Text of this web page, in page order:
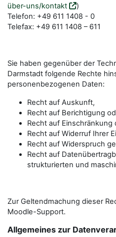
über-uns/kontakt
)
Telefon: +49 611 1408 - 0
Telefax: +49 611 1408 – 611
Sie haben gegenüber der
Darmstadt folgende Rechte
personen­bezogenen Daten:
Recht auf Auskunft,
Recht auf Berichtigung
Recht auf Einschränkung
Recht auf Widerruf Ihrer
Recht auf Widerspruch
Recht auf
strukturierten und
Zur Geltendmachung dieser
Moodle-Support.
Allgemeines zur